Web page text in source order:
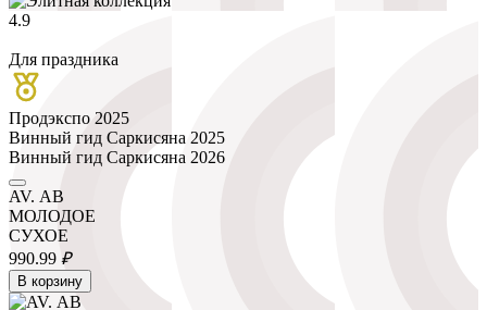
4.9
Для праздника
Продэкспо 2025
Винный гид Саркисяна 2025
Винный гид Саркисяна 2026
AV. АВ
МОЛОДОЕ
СУХОЕ
990.99 ₽
В корзину